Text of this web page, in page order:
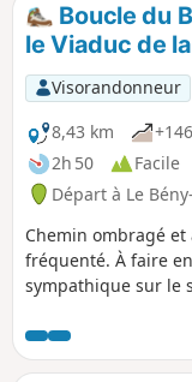
Boucle du
le Viaduc de
Visorandonneur
8,43 km
2h 50
Facile
Départ à Le
Chemin ombragé
fréquenté. À faire
sympathique sur le
toilettes, jeux pour
bar-restaurants.